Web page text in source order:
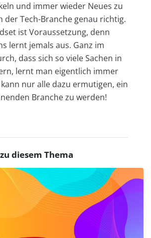
und immer wieder Neues zu
der Tech-Branche genau richtig.
ist Voraussetzung, denn
lernt jemals aus. Ganz im
dass sich so viele Sachen in
lernt man eigentlich immer
nur alle dazu ermutigen, ein
Branche zu werden!
diesem Thema